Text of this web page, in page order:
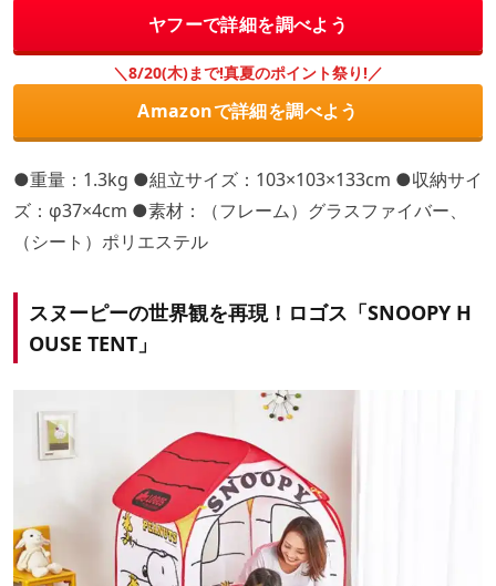
ヤフーで詳細を調べよう
＼8/20(木)まで!真夏のポイント祭り!／
Amazonで詳細を調べよう
●重量：1.3kg ●組立サイズ：103×103×133cm ●収納サイ
ズ：φ37×4cm ●素材：（フレーム）グラスファイバー、
（シート）ポリエステル
スヌーピーの世界観を再現！ロゴス「SNOOPY H
OUSE TENT」